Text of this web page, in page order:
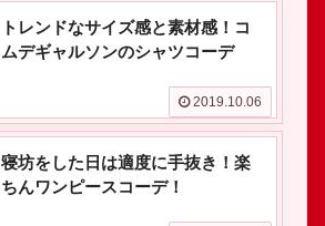
トレンドなサイズ感と素材感！コ
ムデギャルソンのシャツコーデ
2019.10.06
寝坊をした日は適度に手抜き！楽
ちんワンピースコーデ！